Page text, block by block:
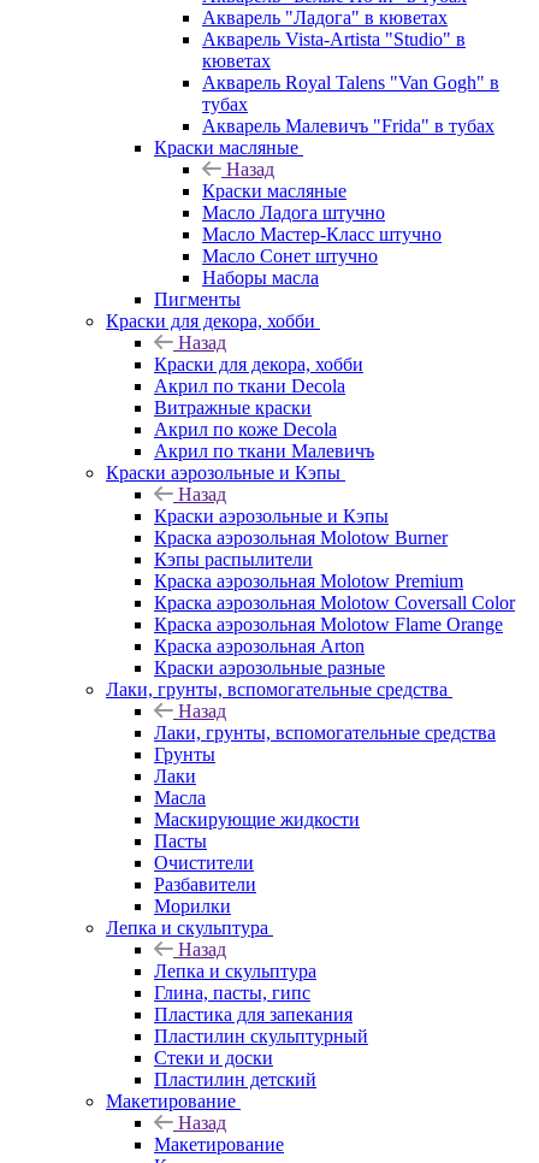
Акварель "Ладога" в кюветах
Акварель Vista-Artista "Studio" в
кюветах
Акварель Royal Talens "Van Gogh" в
тубах
Акварель Малевичъ "Frida" в тубах
Краски масляные
Назад
Краски масляные
Масло Ладога штучно
Масло Мастер-Класс штучно
Масло Сонет штучно
Наборы масла
Пигменты
Краски для декора, хобби
Назад
Краски для декора, хобби
Акрил по ткани Decola
Витражные краски
Акрил по коже Decola
Акрил по ткани Малевичъ
Краски аэрозольные и Кэпы
Назад
Краски аэрозольные и Кэпы
Краска аэрозольная Molotow Burner
Кэпы распылители
Краска аэрозольная Molotow Premium
Краска аэрозольная Molotow Coversall Color
Краска аэрозольная Molotow Flame Orange
Краска аэрозольная Arton
Краски аэрозольные разные
Лаки, грунты, вспомогательные средства
Назад
Лаки, грунты, вспомогательные средства
Грунты
Лаки
Масла
Маскирующие жидкости
Пасты
Очистители
Разбавители
Морилки
Лепка и скульптура
Назад
Лепка и скульптура
Глина, пасты, гипс
Пластика для запекания
Пластилин скульптурный
Стеки и доски
Пластилин детский
Макетирование
Назад
Макетирование